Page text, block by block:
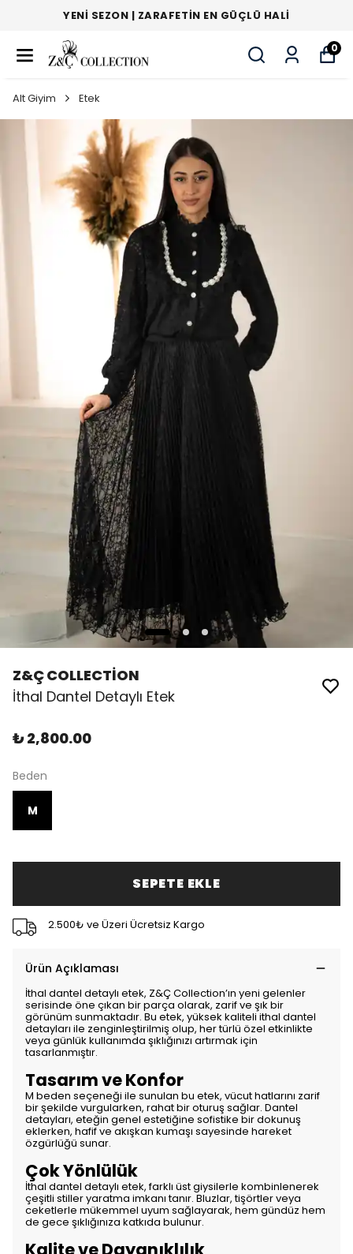
YENI SEZON | ZARAFETIN EN GÜÇLÜ HALI
0
Alt Giyim Etek
Z&Ç COLLECTİON
İthal Dantel Detaylı Etek
₺ 2,800.00
Beden
M
SEPETE EKLE
2.500₺ ve Üzeri Ücretsiz Kargo
Ürün Açıklaması
İthal dantel detaylı etek, Z&Ç Collection’ın yeni gelenler
serisinde öne çıkan bir parça olarak, zarif ve şık bir
görünüm sunmaktadır. Bu etek, yüksek kaliteli ithal dantel
detayları ile zenginleştirilmiş olup, her türlü özel etkinlikte
veya günlük kullanımda şıklığınızı artırmak için
tasarlanmıştır.
Tasarım ve Konfor
M beden seçeneği ile sunulan bu etek, vücut hatlarını zarif
bir şekilde vurgularken, rahat bir oturuş sağlar. Dantel
detayları, eteğin genel estetiğine sofistike bir dokunuş
eklerken, hafif ve akışkan kumaşı sayesinde hareket
özgürlüğü sunar.
Çok Yönlülük
İthal dantel detaylı etek, farklı üst giysilerle kombinlenerek
çeşitli stiller yaratma imkanı tanır. Bluzlar, tişörtler veya
ceketlerle mükemmel uyum sağlayarak, hem gündüz hem
de gece şıklığınıza katkıda bulunur.